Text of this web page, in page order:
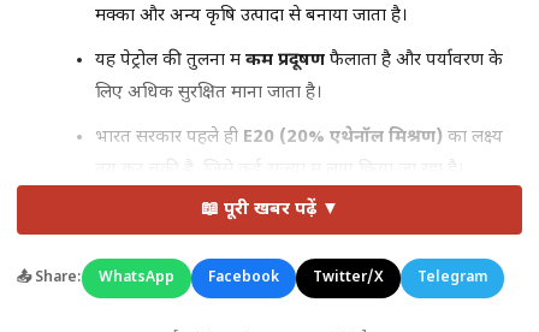
मक्का और अन्य कृषि उत्पादों से बनाया जाता है।
यह पेट्रोल की तुलना में कम प्रदूषण फैलाता है और पर्यावरण के
लिए अधिक सुरक्षित माना जाता है।
भारत सरकार पहले ही E20 (20% एथेनॉल मिश्रण) का लक्ष्य
📖 पूरी खबर पढ़ें ▼
📤 Share: WhatsApp Facebook Twitter/X Telegram